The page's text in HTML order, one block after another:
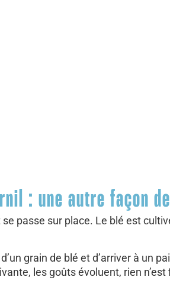
: une autre façon
se passe sur place. Le blé est
grain de blé et d’arriver à un
les goûts évoluent, rien